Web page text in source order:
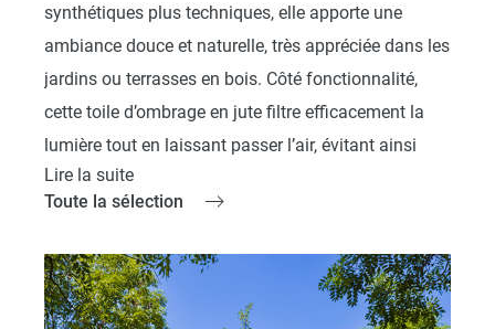
synthétiques plus techniques, elle apporte une
ambiance douce et naturelle, très appréciée dans les
jardins ou terrasses en bois. Côté fonctionnalité,
cette toile d’ombrage en jute filtre efficacement la
lumière tout en laissant passer l’air, évitant ainsi
toute sensation d’étouffement sous la toile. Elle
peut être installée seule ou combinée avec d’autres
rectangulaire, également respirante et décorative.
Lire la suite
Toute la sélection